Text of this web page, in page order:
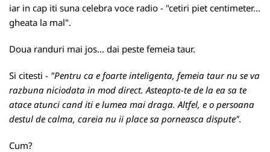
iar in cap iti suna celebra voce radio - "cetiri piet centimeter...
gheata la mal".
Doua randuri mai jos... dai peste femeia taur.
Si citesti - "Pentru ca e foarte inteligenta, femeia taur nu se va
razbuna niciodata in mod direct. Asteapta-te de la ea sa te
atace atunci cand iti e lumea mai draga. Altfel, e o persoana
destul de calma, careia nu ii place sa porneasca dispute".
Cum?